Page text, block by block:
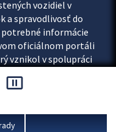
vozidiel v
a spravodlivosť do
potrebné informácie
oficiálnom portáli
vznikol v spolupráci
vnútra SR.
pause_presentation